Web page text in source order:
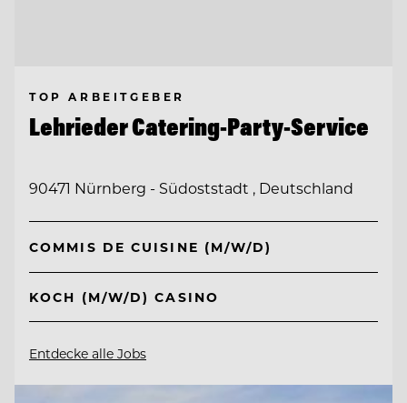
TOP ARBEITGEBER
Lehrieder Catering-Party-Service
90471 Nürnberg - Südoststadt , Deutschland
COMMIS DE CUISINE (M/W/D)
KOCH (M/W/D) CASINO
Entdecke alle Jobs